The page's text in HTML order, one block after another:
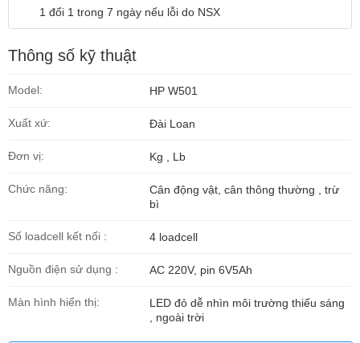
1 đổi 1 trong 7 ngày nếu lỗi do NSX
Thông số kỹ thuật
Model: HP W501
Xuất xứ: Đài Loan
Đơn vị: Kg , Lb
Chức năng:
Cân động vật, cân thông thường , trừ
bì
Số loadcell kết nối : 4 loadcell
Nguồn điện sử dụng : AC 220V, pin 6V5Ah
Màn hình hiển thị:
LED đỏ dễ nhìn môi trường thiếu sáng
, ngoài trời